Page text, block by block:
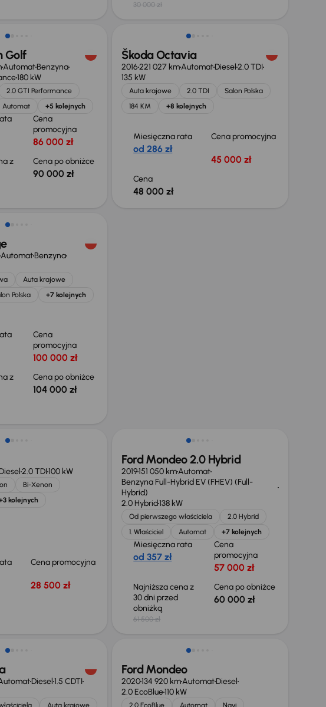
30 000 zł
Golf
AutomatBenzyna
180 kW
2.0 GTI Performance
Automat +5 kolejnych
Cena
promocyjna
86 000 zł
z
Cena po obniżce
90 000 zł
Škoda Octavia
2016221 027 kmAutomatDiesel2.0 TDI
135 kW
Auta krajowe 2.0 TDI
Salon Polska
184 KM
+8 kolejnych
Miesięczna rata
od 286 zł
Cena promocyjna
45 000 zł
Cena
48 000 zł
AutomatBenzyna
Auta krajowe
Polska +7 kolejnych
Cena
promocyjna
100 000 zł
z
Cena po obniżce
104 000 zł
2.0 TDI100 kW
Bi-Xenon
kolejnych
Cena promocyjna
28 500 zł
Ford Mondeo 2.0 Hybrid
2019151 050 kmAutomat
Benzyna Full-Hybrid EV (FHEV) (Full-
Hybrid)
2.0 Hybrid138 kW
Od pierwszego właściciela
2.0 Hybrid
1. Właściciel
Automat +7 kolejnych
Miesięczna rata
od 357 zł
Cena
promocyjna
57 000 zł
Najniższa cena z
30 dni przed
obniżką
61 500 zł
Cena po obniżce
60 000 zł
VAT
Diesel1.5 CDTI
Auta krajowe
Taniej o 1 000 zł
Ford Mondeo
2020134 920 kmAutomatDiesel
2.0 EcoBlue110 kW
2.0 EcoBlue Automat
Navi